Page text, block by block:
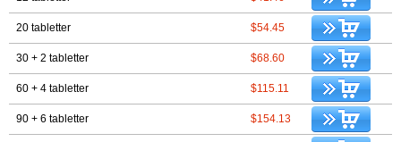
20 tabletter $54.45
30 + 2 tabletter $68.60
60 + 4 tabletter $115.11
90 + 6 tabletter $154.13